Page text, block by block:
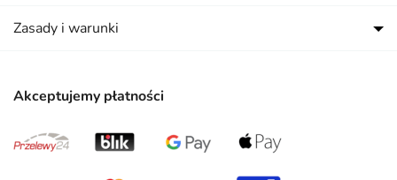
Akceptujemy płatności
Zasady i warunki